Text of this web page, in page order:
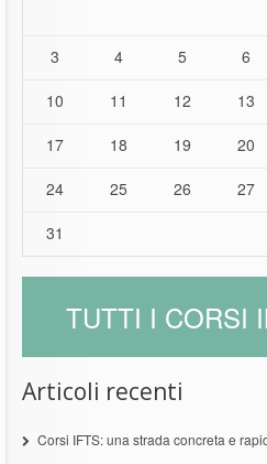
3
4 5 6
10
11 12 13
17
18 19 20
24
25 26 27
31
TUTTI I CORSI
Articoli recenti
Corsi IFTS: una strada concreta e